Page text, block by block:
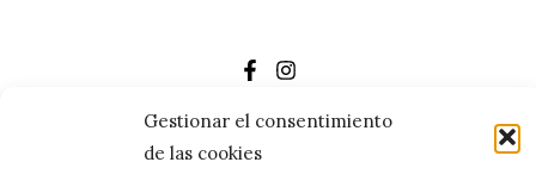
Gestionar el consentimiento
de las cookies